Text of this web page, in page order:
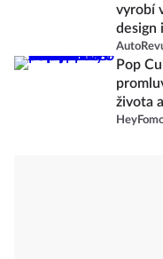
vyrobí
design
Pop
života
od